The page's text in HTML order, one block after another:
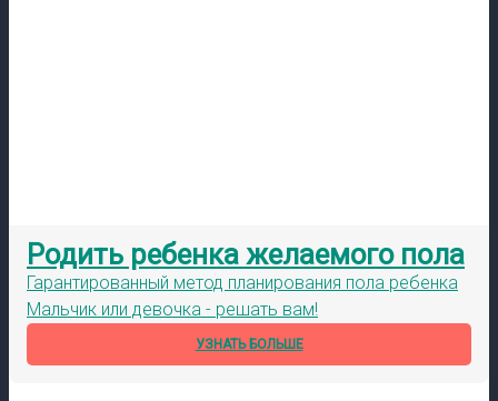
Родить ребенка желаемого пола
Гарантированный метод планирования пола ребенка
Мальчик или девочка - решать вам!
УЗНАТЬ БОЛЬШЕ